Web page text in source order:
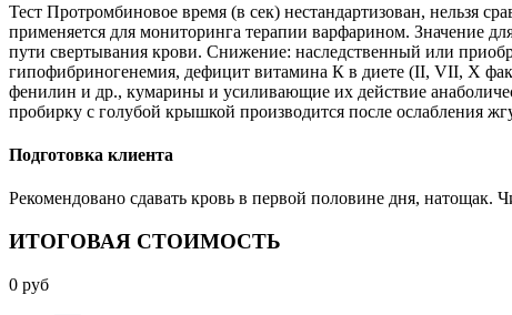
Тест Протромбиновое время (в сек) нестандартизован,
применяется для мониторинга терапии варфарином. Значение
пути свертывания крови. Снижение: наследственный или
гипофибриногенемия, дефицит витамина К в диете (II, VII, X
фенилин и др., кумарины и усиливающие их действие
пробирку с голубой крышкой производится после ослабления
Подготовка клиента
Рекомендовано сдавать кровь в первой половине дня,
ИТОГОВАЯ СТОИМОСТЬ
0 руб